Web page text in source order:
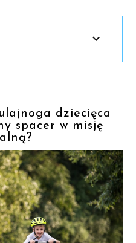
dziecięca
spacer w misję